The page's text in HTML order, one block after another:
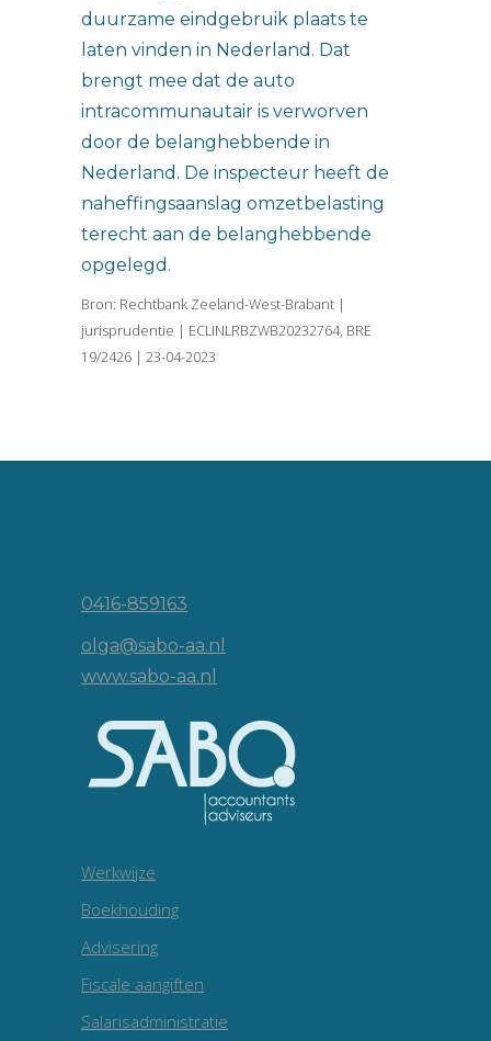
duurzame eindgebruik plaats te
laten vinden in Nederland. Dat
brengt mee dat de auto
intracommunautair is verworven
door de belanghebbende in
Nederland. De inspecteur heeft de
naheffingsaanslag omzetbelasting
terecht aan de belanghebbende
opgelegd.
Bron: Rechtbank Zeeland-West-Brabant |
jurisprudentie | ECLINLRBZWB20232764, BRE
19/2426 | 23-04-2023
0416-859163
olga@sabo-aa.nl
www.sabo-aa.nl
Werkwijze
Boekhouding
Advisering
Fiscale aangiften
Salarisadministratie